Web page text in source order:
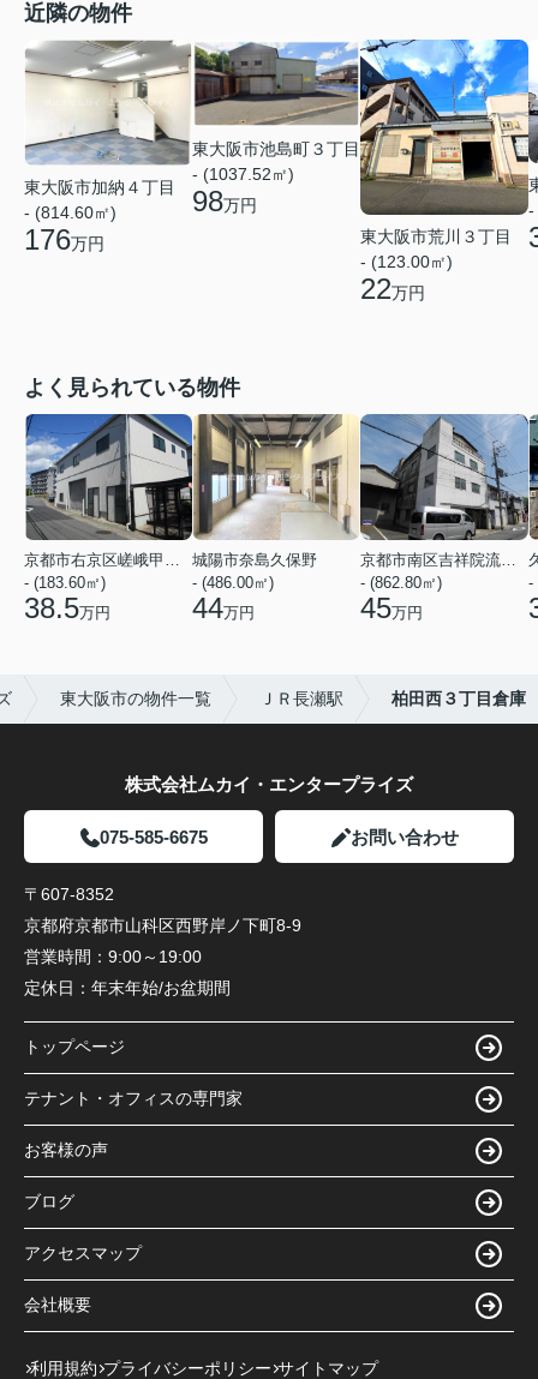
近隣の物件
東大阪市加納４丁目
- (814.60㎡)
176万円
東大阪市池島町３丁目
- (1037.52㎡)
98万円
東大阪市荒川３丁目
- (123.00㎡)
22万円
-
よく見られている物件
- (183.60㎡)
38.5万円
城陽市奈島久保野
- (486.00㎡)
44万円
- (862.80㎡)
45万円
-
東大阪市の物件一覧 ＪＲ長瀬駅 柏田西３丁目倉庫
株式会社ムカイ・エンタープライズ
075-585-6675 お問い合わせ
〒607-8352
京都府京都市山科区西野岸ノ下町8-9
営業時間： 9:00～19:00
定休日： 年末年始/お盆期間
トップページ
テナント・オフィスの専門家
お客様の声
ブログ
アクセスマップ
会社概要
利用規約 プライバシーポリシー サイトマップ